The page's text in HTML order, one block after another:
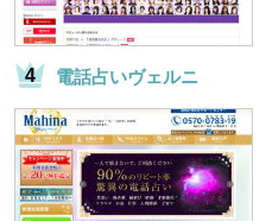
電話占いヴェルニ